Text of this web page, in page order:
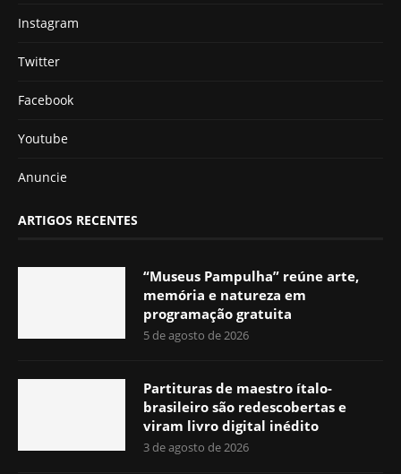
Instagram
Twitter
Facebook
Youtube
Anuncie
ARTIGOS RECENTES
“Museus Pampulha” reúne arte,
memória e natureza em
programação gratuita
5 de agosto de 2026
Partituras de maestro ítalo-
brasileiro são redescobertas e
viram livro digital inédito
3 de agosto de 2026